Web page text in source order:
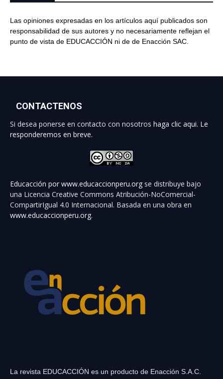
Las opiniones expresadas en los artículos aquí publicados son
responsabilidad de sus autores y no necesariamente reflejan el
punto de vista de EDUCACCIÓN ni de de Enacción SAC.
CONTACTENOS
Si desea ponerse en contacto con nosotros haga clic aqui. Le
responderemos en breve.
Educacción por www.educaccionperu.org se distribuye bajo
una Licencia Creative Commons Atribución-NoComercial-
CompartirIgual 4.0 Internacional. Basada en una obra en
www.educaccionperu.org.
La revista EDUCACCIÓN es un producto de Enacción S.A.C.